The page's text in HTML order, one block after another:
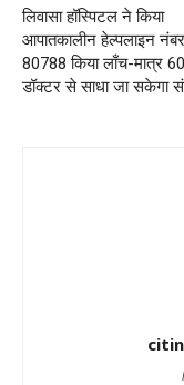
लिवासा हॉस्पिटल ने किया
आपातकालीन हेल्पलाइन
80788 किया लाँच-मात्र
डॉक्टर से साधा जा सकेगा